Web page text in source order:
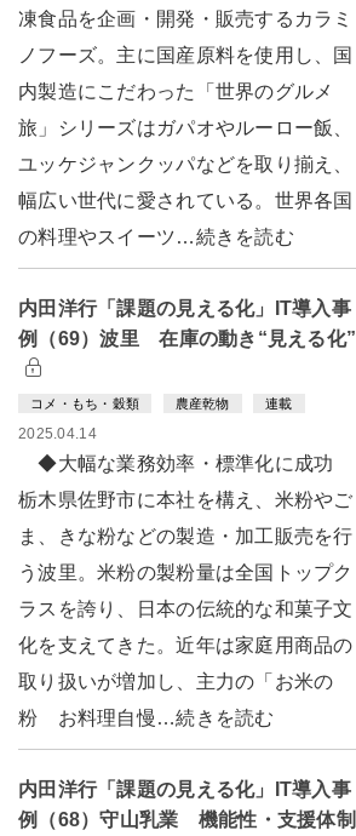
凍食品を企画・開発・販売するカラミ
ノフーズ。主に国産原料を使用し、国
内製造にこだわった「世界のグルメ
旅」シリーズはガパオやルーロー飯、
ユッケジャンクッパなどを取り揃え、
幅広い世代に愛されている。世界各国
の料理やスイーツ…続きを読む
内田洋行「課題の見える化」IT導入事
例（69）波里 在庫の動き“見える化”
コメ・もち・穀類 農産乾物 連載
2025.04.14
◆大幅な業務効率・標準化に成功
栃木県佐野市に本社を構え、米粉やご
ま、きな粉などの製造・加工販売を行
う波里。米粉の製粉量は全国トップク
ラスを誇り、日本の伝統的な和菓子文
化を支えてきた。近年は家庭用商品の
取り扱いが増加し、主力の「お米の
粉 お料理自慢…続きを読む
内田洋行「課題の見える化」IT導入事
例（68）守山乳業 機能性・支援体制